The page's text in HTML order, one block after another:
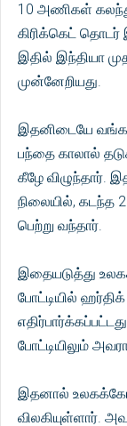
10 அணிகள்
கிரிக்கெட் தொடர்
இதில் இந்தியா
முன்னேறியது.
இதனிடையே
பந்தை காலால்
கீழே விழுந்தார்.
நிலையில், கடந்த
பெற்று வந்தார்.
இதையடுத்து
போட்டியில்
போட்டியிலும்
இதனால்
விலகியுள்ளார்.